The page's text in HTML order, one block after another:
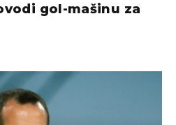
gol-mašinu za